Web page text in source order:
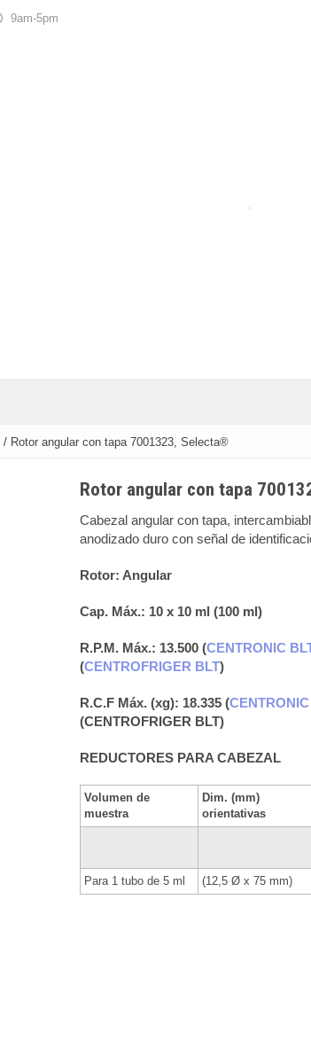
9am-5pm
/ Rotor angular con tapa 7001323, Selecta®
Rotor angular con tapa
Cabezal angular con tapa,
anodizado duro con señal de
Rotor: Angular
Cap. Máx.: 10 x 10 ml (100 ml)
R.P.M. Máx.: 13.500 (CENTRONIC
(CENTROFRIGER BLT)
R.C.F Máx. (xg): 18.335 (
(CENTROFRIGER BLT)
REDUCTORES PARA CABEZAL
Volumen de
muestra
Dim. (mm)
orientativas
Para 1 tubo de 5 ml (12,5 Ø x 75 mm)